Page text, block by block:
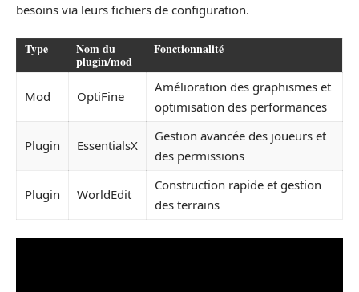
besoins via leurs fichiers de configuration.
Type Nom du
plugin/mod
Fonctionnalité
Mod OptiFine
Amélioration des graphismes et
optimisation des performances
Plugin EssentialsX
Gestion avancée des joueurs et
des permissions
Plugin WorldEdit
Construction rapide et gestion
des terrains